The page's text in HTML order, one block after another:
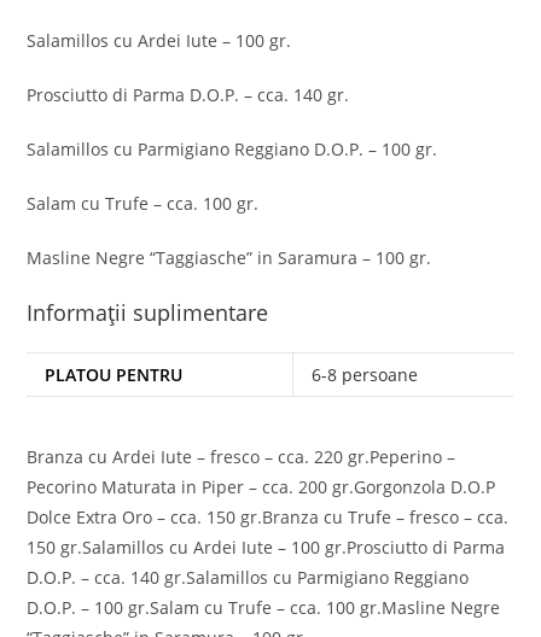
Salamillos cu Ardei Iute – 100 gr.
Prosciutto di Parma D.O.P. – cca. 140 gr.
Salamillos cu Parmigiano Reggiano D.O.P. – 100 gr.
Salam cu Trufe – cca. 100 gr.
Masline Negre “Taggiasche” in Saramura – 100 gr.
Informații suplimentare
PLATOU PENTRU 6-8 persoane
Branza cu Ardei Iute – fresco – cca. 220 gr.Peperino –
Pecorino Maturata in Piper – cca. 200 gr.Gorgonzola D.O.P
Dolce Extra Oro – cca. 150 gr.Branza cu Trufe – fresco – cca.
150 gr.Salamillos cu Ardei Iute – 100 gr.Prosciutto di Parma
D.O.P. – cca. 140 gr.Salamillos cu Parmigiano Reggiano
D.O.P. – 100 gr.Salam cu Trufe – cca. 100 gr.Masline Negre